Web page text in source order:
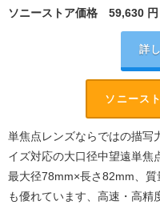
ソニーストア価格 59,630
詳
ソニース
単焦点レンズならではの描写
イズ対応の大口径中望遠単焦
最大径78mm×長さ82mm、
も優れています、 高速・高精